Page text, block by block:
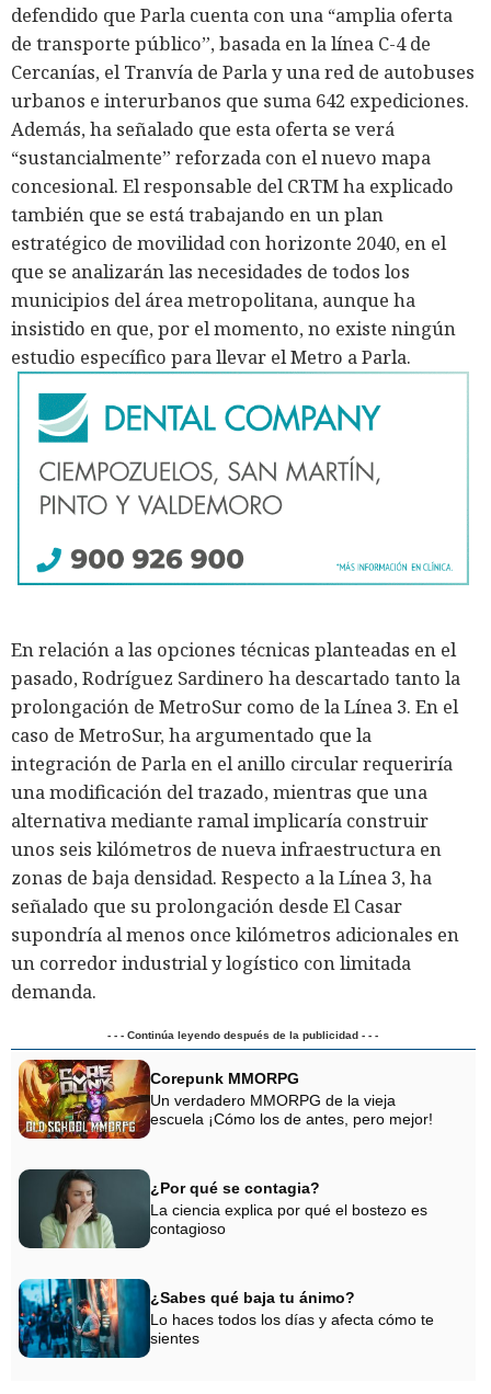
defendido que Parla cuenta con una “amplia oferta
de transporte público”, basada en la línea C-4 de
Cercanías, el Tranvía de Parla y una red de autobuses
urbanos e interurbanos que suma 642 expediciones.
Además, ha señalado que esta oferta se verá
“sustancialmente” reforzada con el nuevo mapa
concesional. El responsable del CRTM ha explicado
también que se está trabajando en un plan
estratégico de movilidad con horizonte 2040, en el
que se analizarán las necesidades de todos los
municipios del área metropolitana, aunque ha
insistido en que, por el momento, no existe ningún
estudio específico para llevar el Metro a Parla.
En relación a las opciones técnicas planteadas en el
pasado, Rodríguez Sardinero ha descartado tanto la
prolongación de MetroSur como de la Línea 3. En el
caso de MetroSur, ha argumentado que la
integración de Parla en el anillo circular requeriría
una modificación del trazado, mientras que una
alternativa mediante ramal implicaría construir
unos seis kilómetros de nueva infraestructura en
zonas de baja densidad. Respecto a la Línea 3, ha
señalado que su prolongación desde El Casar
supondría al menos once kilómetros adicionales en
un corredor industrial y logístico con limitada
demanda.
- - - Continúa leyendo después de la publicidad - - -
Corepunk MMORPG
Un verdadero MMORPG de la vieja
escuela ¡Cómo los de antes, pero mejor!
¿Por qué se contagia?
La ciencia explica por qué el bostezo es
contagioso
¿Sabes qué baja tu ánimo?
Lo haces todos los días y afecta cómo te
sientes